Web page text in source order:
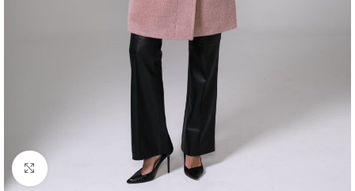
Нажмите, чтобы увеличить